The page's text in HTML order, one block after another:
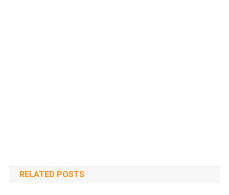
RELATED POSTS